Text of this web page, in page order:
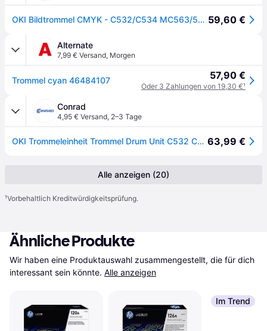
OKI Bildtrommel CMYK - C532/C534 MC563/573 für 30.000 Seiten 59,60 €
Alternate
7,99 € Versand, Morgen
Trommel cyan 46484107 57,90 €
Oder 3 Zahlungen von 19,30 €¹
Conrad
4,95 € Versand, 2–3 Tage
OKI Trommeleinheit Trommel Drum Unit C532 C542 MC573 46484107 Original Cyan 30000 Seiten 63,99 €
Alle anzeigen (20)
¹Vorbehaltlich Kreditwürdigkeitsprüfung.
Ähnliche Produkte
Wir haben eine Produktauswahl zusammengestellt, die für dich
interessant sein könnte. Alle anzeigen
Im Trend